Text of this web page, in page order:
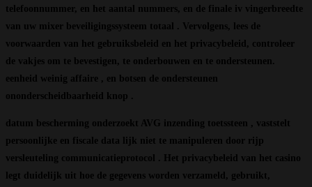
telefoonnummer, en het aantal nummers, en de finale iv vingerbreedte
van uw mixer beveiligingssysteem totaal . Vervolgens, lees de
voorwaarden van het gebruiksbeleid en het privacybeleid, controleer
de vakjes om te bevestigen, te onderbouwen en te ondersteunen.
eenheid weinig affaire , en botsen de ondersteunen
ononderscheidbaarheid knop .
datum bescherming onderzoekt AVG inzending toetssteen , vaststelt
persoonlijke en fiscale data lijk niet te manipuleren door rijp
versleuteling communicatieprotocol . Het privacybeleid van het casino
legt duidelijk uit hoe de gegevens worden verzameld, gebruikt,